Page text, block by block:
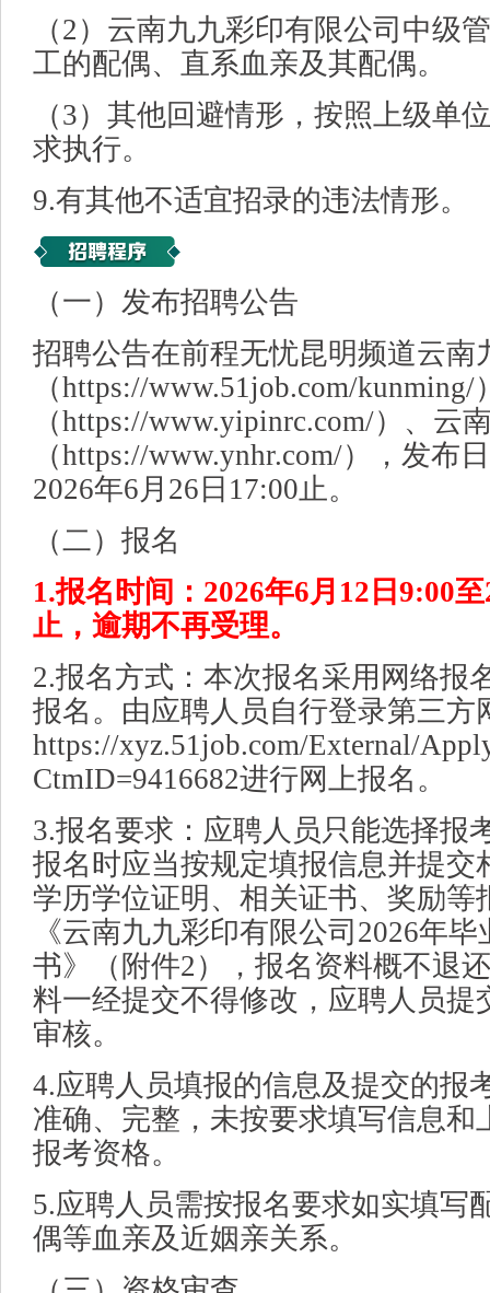
（2）云南九九彩印有限公司中级
工的配偶、直系血亲及其配偶。
（3）其他回避情形，按照上级单
求执行。
9.有其他不适宜招录的违法情形。
（一）发布招聘公告
招聘公告在前程无忧昆明频道云南
（https://www.51job.com/
（https://www.yipinrc.com/）、云
（https://www.ynhr.com/），发布
2026年6月26日17:00止。
（二）报名
1.报名时间：2026年6月12日9:00
止，逾期不再受理。
2.报名方式：本次报名采用网络报
报名。由应聘人员自行登录第三方
https://xyz.51job.com/External/
CtmID=9416682进行网上报名。
3.报名要求：应聘人员只能选择报
报名时应当按规定填报信息并提交
学历学位证明、相关证书、奖励等
《云南九九彩印有限公司2026年
书》（附件2），报名资料概不退
料一经提交不得修改，应聘人员提
审核。
4.应聘人员填报的信息及提交的报
准确、完整，未按要求填写信息和
报考资格。
5.应聘人员需按报名要求如实填写
偶等血亲及近姻亲关系。